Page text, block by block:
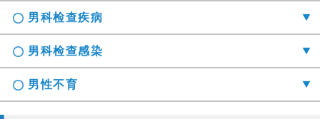
男科检查疾病
男科检查感染
男性不育